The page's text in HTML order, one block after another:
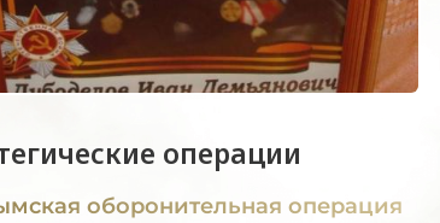
операции
оборонительная операция